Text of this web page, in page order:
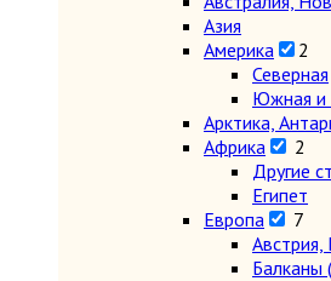
Азия
Америка
2
Северная
Южная и
Арктика,
Африка
2
Другие
Египет
Европа
7
Австрия,
Балканы